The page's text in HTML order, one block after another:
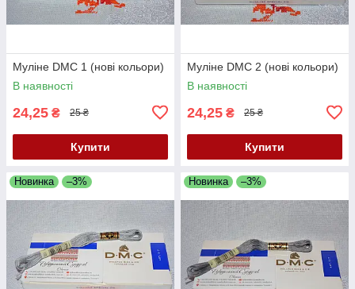
Муліне DMC 1 (нові кольори)
В наявності
24,25 ₴ 25 ₴
Купити
Муліне DMC 2 (нові кольори)
В наявності
24,25 ₴ 25 ₴
Купити
Новинка –3% Новинка –3%